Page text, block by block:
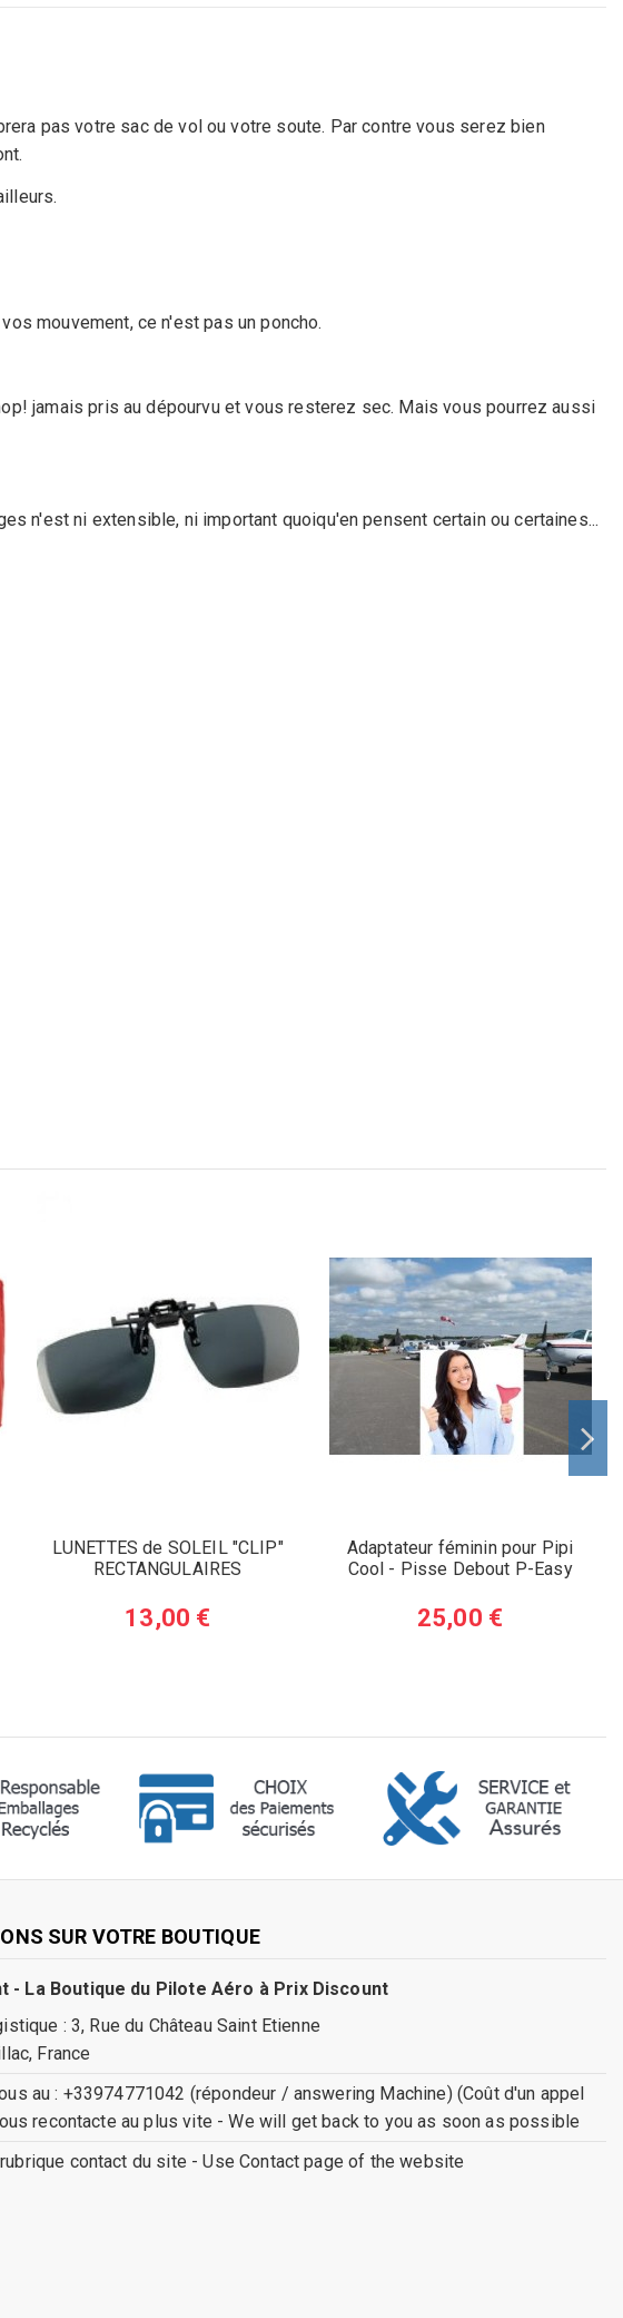
pas votre sac de vol ou votre soute. Par contre vous serez bien
mouvement, ce n'est pas un poncho.
jamais pris au dépourvu et vous resterez sec. Mais vous pourrez aussi
n'est ni extensible, ni important quoiqu'en pensent certain ou certaines...
LUNETTES de SOLEIL "CLIP"
RECTANGULAIRES
13,00 €
Adaptateur féminin pour Pipi
Cool - Pisse Debout P-Easy
25,00 €
SUR VOTRE BOUTIQUE
- La Boutique du Pilote Aéro à Prix Discount
: 3, Rue du Château Saint Etienne
France
au : +33974771042 (répondeur / answering Machine) (Coût d'un appel
recontacte au plus vite - We will get back to you as soon as possible
contact du site - Use Contact page of the website